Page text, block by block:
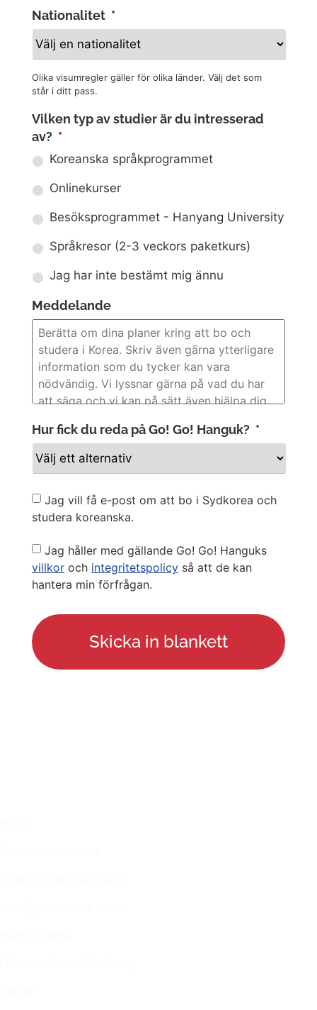
Nationalitet *
Olika visumregler gäller för olika länder. Välj det som
står i ditt pass.
Vilken typ av studier är du intresserad
av? *
Koreanska språkprogrammet
Onlinekurser
Besöksprogrammet - Hanyang University
Språkresor (2-3 veckors paketkurs)
Jag har inte bestämt mig ännu
Meddelande
Hur fick du reda på Go! Go! Hanguk? *
Newsletter
Jag vill få e-post om att bo i Sydkorea och
studera koreanska.
Privacy
Policy
Jag håller med gällande Go! Go! Hanguks
villkoroch integritetspolicyså att de kan
hantera min förfrågan.